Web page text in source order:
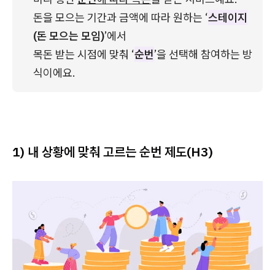
돈을 모으는 기간과 금액에 따라 원하는 ‘스테이지
(돈 모으는 모임)’에서
목돈 받는 시점에 맞춰 ‘순번’을 선택해 참여하는 방
식이에요.
1) 내 상황에 맞춰 고르는 순번 제도(H3)